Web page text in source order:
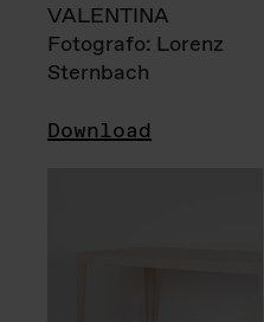
VALENTINA
Fotografo: Lorenz
Sternbach
Download